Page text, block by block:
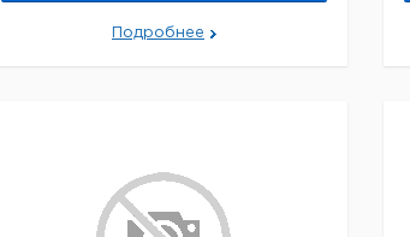
Подробнее